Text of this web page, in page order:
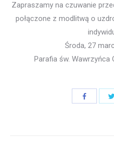
Zapraszamy na czuwanie
połączone z modlitwą o
Środa, 27
Parafia św. Wawrzyńca
Share